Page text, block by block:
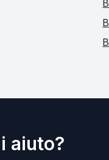
aiuto?